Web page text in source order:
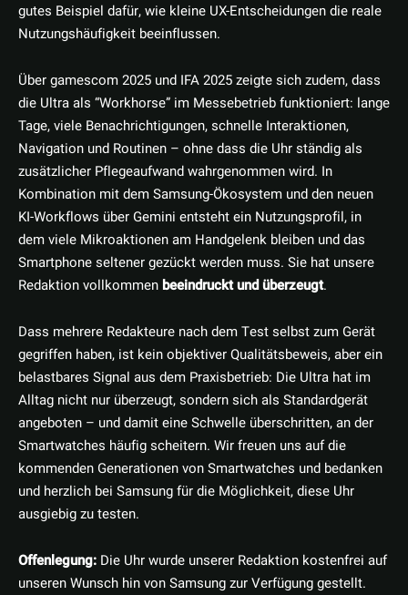
gutes Beispiel dafür, wie kleine UX-Entscheidungen die reale
Nutzungshäufigkeit beeinflussen.
Über gamescom 2025 und IFA 2025 zeigte sich zudem, dass
die Ultra als “Workhorse” im Messebetrieb funktioniert: lange
Tage, viele Benachrichtigungen, schnelle Interaktionen,
Navigation und Routinen – ohne dass die Uhr ständig als
zusätzlicher Pflegeaufwand wahrgenommen wird. In
Kombination mit dem Samsung-Ökosystem und den neuen
KI-Workflows über Gemini entsteht ein Nutzungsprofil, in
dem viele Mikroaktionen am Handgelenk bleiben und das
Smartphone seltener gezückt werden muss. Sie hat unsere
Redaktion vollkommen beeindruckt und überzeugt.
Dass mehrere Redakteure nach dem Test selbst zum Gerät
gegriffen haben, ist kein objektiver Qualitätsbeweis, aber ein
belastbares Signal aus dem Praxisbetrieb: Die Ultra hat im
Alltag nicht nur überzeugt, sondern sich als Standardgerät
angeboten – und damit eine Schwelle überschritten, an der
Smartwatches häufig scheitern. Wir freuen uns auf die
kommenden Generationen von Smartwatches und bedanken
und herzlich bei Samsung für die Möglichkeit, diese Uhr
ausgiebig zu testen.
Offenlegung: Die Uhr wurde unserer Redaktion kostenfrei auf
unseren Wunsch hin von Samsung zur Verfügung gestellt.